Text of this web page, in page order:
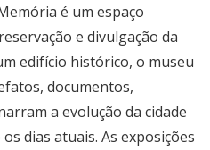
é um espaço
e divulgação da
edifício histórico, o museu
documentos,
a evolução da cidade
dias atuais. As exposições